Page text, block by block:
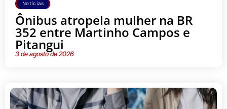
Notícias
Ônibus atropela mulher na BR
352 entre Martinho Campos e
Pitangui
3 de agosto de 2026